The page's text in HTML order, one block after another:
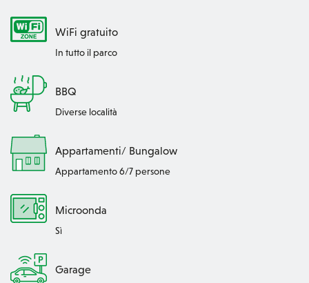
WiFi gratuito
In tutto il parco
BBQ
Diverse località
Appartamenti/ Bungalow
Appartamento 6/7 persone
Microonda
Sì
Garage